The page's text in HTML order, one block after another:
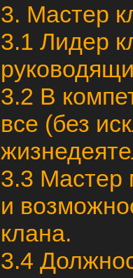
3. Мастер
3.1 Лидер
3.2 В
все (без
3.3 Мастер
и
клана.
3.4